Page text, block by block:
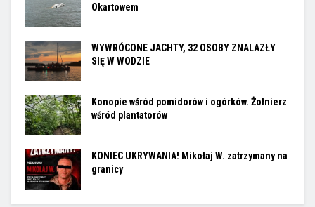
Okartowem
WYWRÓCONE JACHTY, 32 OSOBY ZNALAZŁY
SIĘ W WODZIE
Konopie wśród pomidorów i ogórków. Żołnierz
wśród plantatorów
KONIEC UKRYWANIA! Mikołaj W. zatrzymany na
granicy